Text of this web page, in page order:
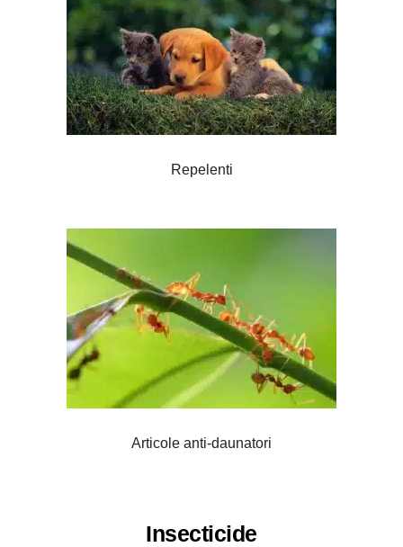
Repelenti
Articole anti-daunatori
Insecticide